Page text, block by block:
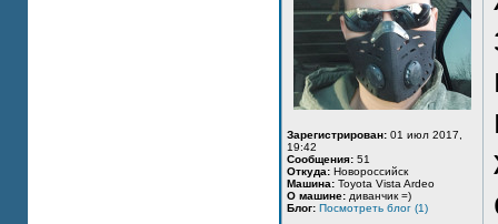
Зарегистрирован: 01 июл 2017,
19:42
Сообщения: 51
Откуда: Новороссийск
Машина: Toyota Vista Ardeo
О машине: диванчик =)
Блог: Посмотреть блог (1)